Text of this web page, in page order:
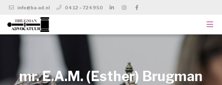
info@ba-ad.nl 0412 – 724950
mr. E.A.M. (Esther) Brugman